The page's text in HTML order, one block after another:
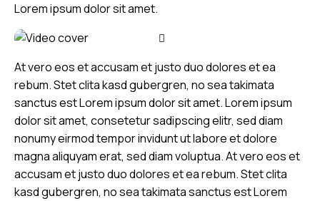
Lorem ipsum dolor sit amet.
At vero eos et accusam et justo duo dolores et ea
rebum. Stet clita kasd gubergren, no sea takimata
sanctus est Lorem ipsum dolor sit amet. Lorem ipsum
dolor sit amet, consetetur sadipscing elitr, sed diam
nonumy eirmod tempor invidunt ut labore et dolore
magna aliquyam erat, sed diam voluptua. At vero eos et
accusam et justo duo dolores et ea rebum. Stet clita
kasd gubergren, no sea takimata sanctus est Lorem